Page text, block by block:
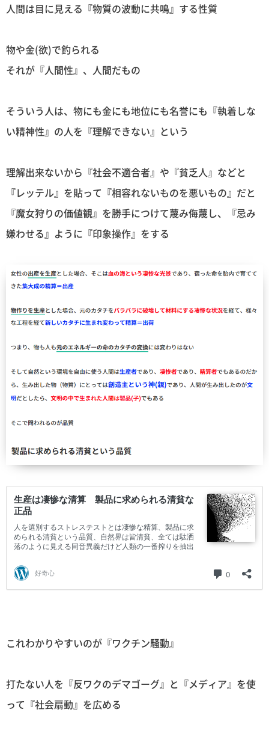
人間は目に見える『物質の波動に共鳴』する性質
物や金(欲)で釣られる
それが『人間性』、人間だもの
そういう人は、物にも金にも地位にも名誉にも『執着しな
い精神性』の人を『理解できない』という
理解出来ないから『社会不適合者』や『貧乏人』などと
『レッテル』を貼って『相容れないものを悪いもの』だと
『魔女狩りの価値観』を勝手につけて蔑み侮蔑し、『忌み
嫌わせる』ように『印象操作』をする
これわかりやすいのが『ワクチン騒動』
打たない人を『反ワクのデマゴーグ』と『メディア』を使
って『社会扇動』を広める